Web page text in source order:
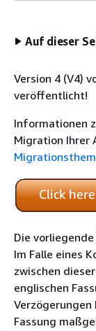
Auf dieser
Version 4 (V4)
veröffentlicht!
Informationen
Migration Ihrer
Die
Im Falle eines
zwischen
englischen
Fassung